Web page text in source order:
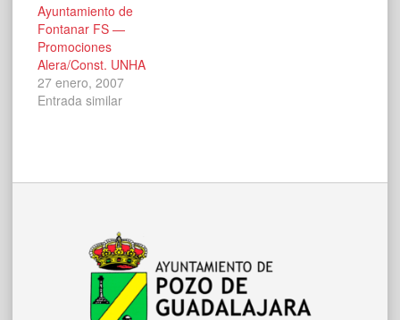
Ayuntamiento de
Fontanar FS —
Promociones
Alera/Const. UNHA
27 enero, 2007
Entrada similar